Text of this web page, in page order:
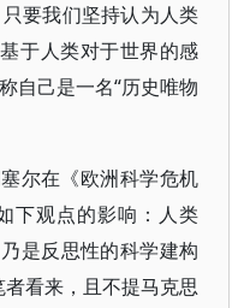
要我们坚持认为人类
于人类对于世界的感
自己是一名“历史唯物
尔在《欧洲科学危机
下观点的影响：人类
是反思性的科学建构
看来，且不提马克思